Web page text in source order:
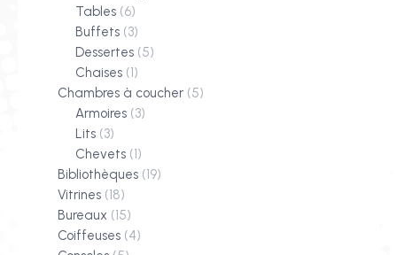
Tables (6)
Buffets (3)
Dessertes (5)
Chaises (1)
Chambres à coucher (5)
Armoires (3)
Lits (3)
Chevets (1)
Bibliothèques (19)
Vitrines (18)
Bureaux (15)
Coiffeuses (4)